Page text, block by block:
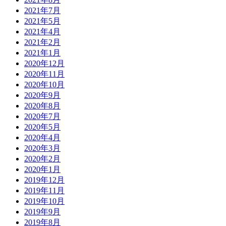
2021年7月
2021年5月
2021年4月
2021年2月
2021年1月
2020年12月
2020年11月
2020年10月
2020年9月
2020年8月
2020年7月
2020年5月
2020年4月
2020年3月
2020年2月
2020年1月
2019年12月
2019年11月
2019年10月
2019年9月
2019年8月